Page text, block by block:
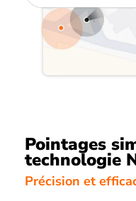
Pointages
technologie
Précision et